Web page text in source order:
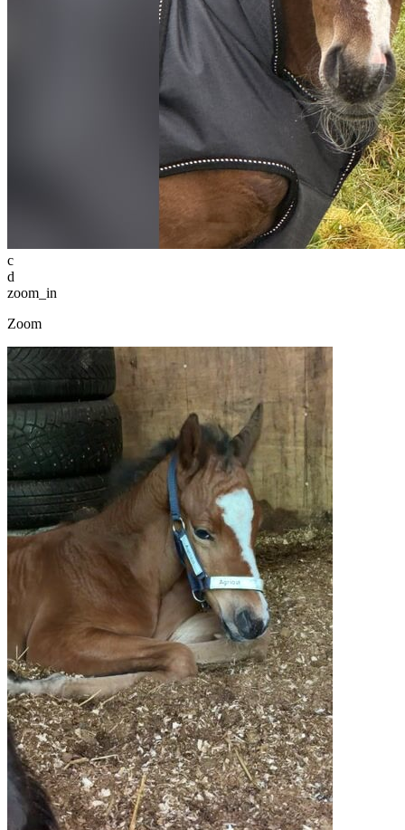
c
d
zoom_in
Zoom